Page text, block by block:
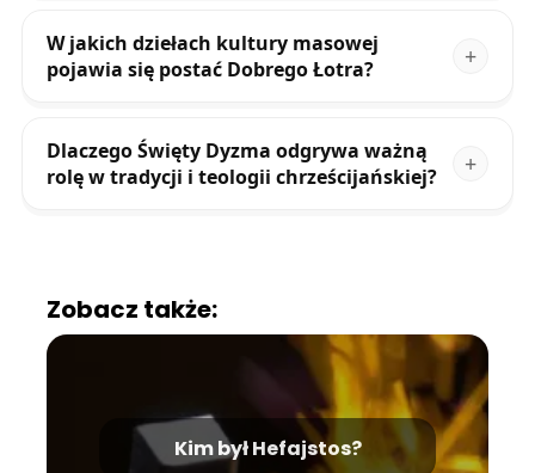
W jakich dziełach kultury masowej
pojawia się postać Dobrego Łotra?
Dlaczego Święty Dyzma odgrywa ważną
rolę w tradycji i teologii chrześcijańskiej?
Zobacz także:
Kim był Hefajstos?